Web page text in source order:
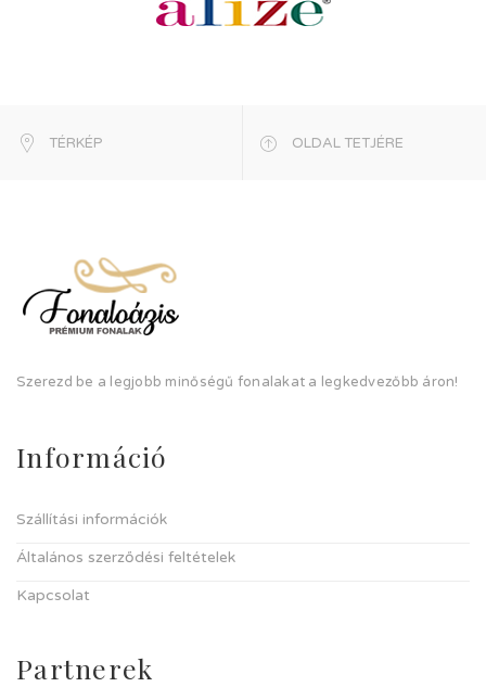
TÉRKÉP OLDAL TETJÉRE
Szerezd be a legjobb minőségű fonalakat a legkedvezőbb áron!
Információ
Szállítási információk
Általános szerződési feltételek
Kapcsolat
Partnerek